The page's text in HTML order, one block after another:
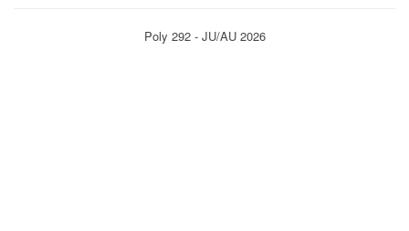
Poly 292 - JU/AU 2026